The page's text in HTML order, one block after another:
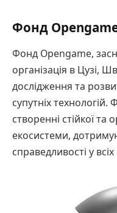
Фонд
Фонд Opengame,
організація в Цузі,
дослідження та
супутніх
створенні стійкої та
екосистеми,
справедливості у